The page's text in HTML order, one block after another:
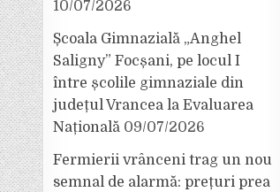
10/07/2026
Școala Gimnazială „Anghel
Saligny” Focșani, pe locul I
între școlile gimnaziale din
județul Vrancea la Evaluarea
Națională 09/07/2026
Fermierii vrânceni trag un nou
semnal de alarmă: prețuri prea